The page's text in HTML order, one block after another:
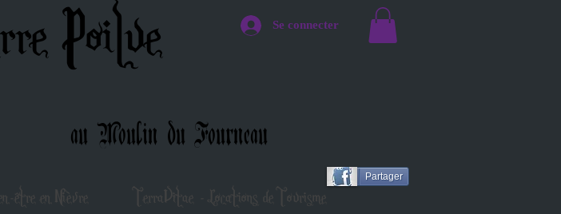
Poilue Se connecter
au Moulin du Fourneau
être en Nièvre
Partager
TerraVitae - Locations de Tourisme